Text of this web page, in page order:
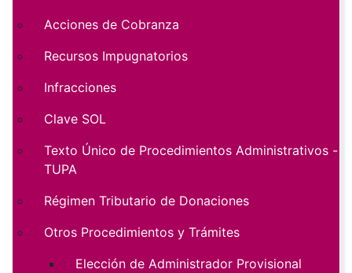
Acciones de Cobranza
Recursos Impugnatorios
Infracciones
Clave SOL
Texto Único de Procedimientos Administrativos -
TUPA
Régimen Tributario de Donaciones
Otros Procedimientos y Trámites
Elección de Administrador Provisional